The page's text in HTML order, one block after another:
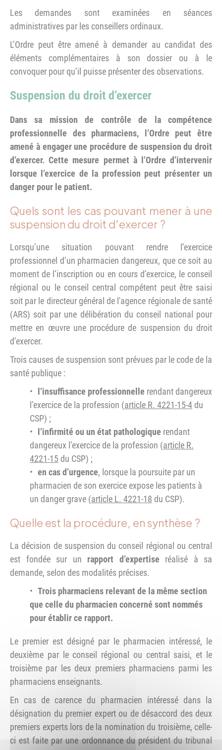
Les demandes sont examinées en séances
administratives par les conseillers ordinaux.
L’Ordre peut être amené à demander au candidat des
éléments complémentaires à son dossier ou à le
convoquer pour qu’il puisse présenter des observations.
Suspension du droit d’exercer
Dans sa mission de contrôle de la compétence
professionnelle des pharmaciens, l’Ordre peut être
amené à engager une procédure de suspension du droit
d’exercer. Cette mesure permet à l’Ordre d’intervenir
lorsque l’exercice de la profession peut présenter un
danger pour le patient.
Quels sont les cas pouvant mener à une
suspension du droit d’exercer ?
Lorsqu’une situation pouvant rendre l’exercice
professionnel d’un pharmacien dangereux, que ce soit au
moment de l’inscription ou en cours d’exercice, le conseil
régional ou le conseil central compétent peut être saisi
soit par le directeur général de l'agence régionale de santé
(ARS) soit par une délibération du conseil national pour
mettre en œuvre une procédure de suspension du droit
d’exercer.
Trois causes de suspension sont prévues par le code de la
santé publique :
l’insuffisance professionnelle rendant dangereux
l’exercice de la profession (article R. 4221-15-4 du
CSP) ;
l’infirmité ou un état pathologique rendant
dangereux l’exercice de la profession (article R.
4221-15 du CSP) ;
en cas d’urgence, lorsque la poursuite par un
pharmacien de son exercice expose les patients à
un danger grave (article L. 4221-18 du CSP).
Quelle est la procédure, en synthèse ?
La décision de suspension du conseil régional ou central
est fondée sur un rapport d’expertise réalisé à sa
demande, selon des modalités précises.
Trois pharmaciens relevant de la même section
que celle du pharmacien concerné sont nommés
pour établir ce rapport.
Le premier est désigné par le pharmacien intéressé, le
deuxième par le conseil régional ou central saisi, et le
troisième par les deux premiers pharmaciens parmi les
pharmaciens enseignants.
En cas de carence du pharmacien intéressé dans la
désignation du premier expert ou de désaccord des deux
premiers experts lors de la nomination du troisième, celle-
ci est faite par une ordonnance du président du tribunal